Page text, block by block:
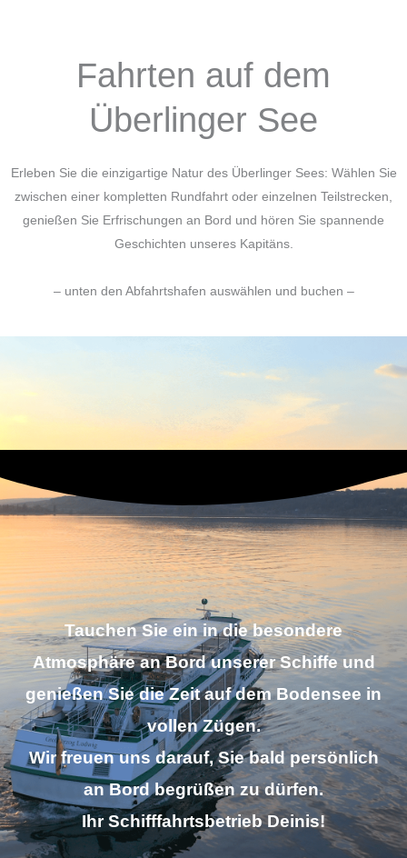
Fahrten auf dem
Überlinger See
Erleben Sie die einzigartige Natur des Überlinger Sees: Wählen Sie
zwischen einer kompletten Rundfahrt oder einzelnen Teilstrecken,
genießen Sie Erfrischungen an Bord und hören Sie spannende
Geschichten unseres Kapitäns.
– unten den Abfahrtshafen auswählen und buchen –
Tauchen Sie ein in die besondere
Atmosphäre an Bord unserer Schiffe und
genießen Sie die Zeit auf dem Bodensee in
vollen Zügen.
Wir freuen uns darauf, Sie bald persönlich
an Bord begrüßen zu dürfen.
Ihr Schifffahrtsbetrieb Deinis!